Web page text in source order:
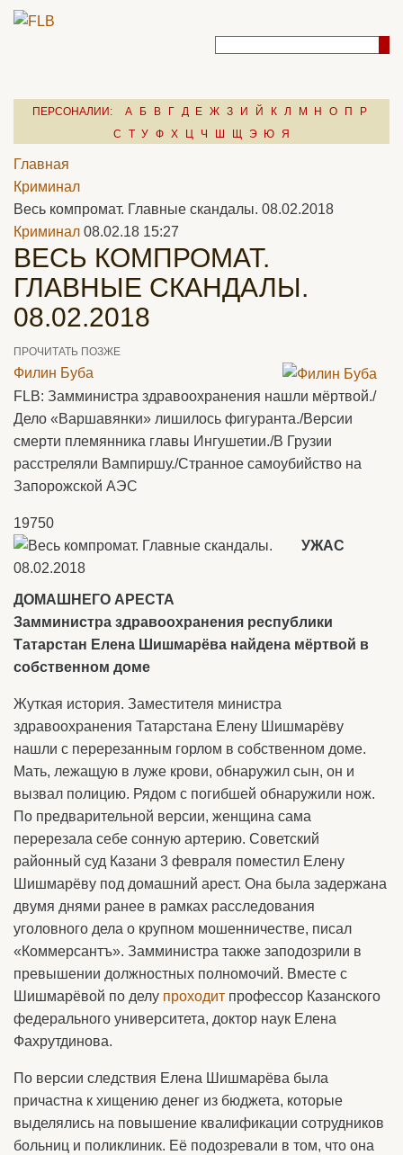
ПЕРСОНАЛИИ: А Б В Г Д Е Ж З И Й К Л М Н О П
Р
С
Т У Ф Х Ц Ч Ш Щ Э Ю Я
Главная
Криминал
Весь компромат. Главные скандалы. 08.02.2018
Криминал 08.02.18 15:27
ВЕСЬ КОМПРОМАТ.
ГЛАВНЫЕ СКАНДАЛЫ.
08.02.2018
ПРОЧИТАТЬ ПОЗЖЕ
Филин Буба
FLB: Замминистра здравоохранения нашли мёртвой./
Дело «Варшавянки» лишилось фигуранта./Версии
смерти племянника главы Ингушетии./В Грузии
расстреляли Вампиршу./Странное самоубийство на
Запорожской АЭС
19750
УЖАС
ДОМАШНЕГО АРЕСТА
Замминистра здравоохранения республики
Татарстан Елена Шишмарёва найдена мёртвой в
собственном доме
Жуткая история. Заместителя министра
здравоохранения Татарстана Елену Шишмарёву
нашли с перерезанным горлом в собственном доме.
Мать, лежащую в луже крови, обнаружил сын, он и
вызвал полицию. Рядом с погибшей обнаружили нож.
По предварительной версии, женщина сама
перерезала себе сонную артерию. Советский
районный суд Казани 3 февраля поместил Елену
Шишмарёву под домашний арест. Она была задержана
двумя днями ранее в рамках расследования
уголовного дела о крупном мошенничестве, писал
«Коммерсантъ». Замминистра также заподозрили в
превышении должностных полномочий. Вместе с
Шишмарёвой по делу проходит профессор Казанского
федерального университета, доктор наук Елена
Фахрутдинова.
По версии следствия Елена Шишмарёва была
причастна к хищению денег из бюджета, которые
выделялись на повышение квалификации сотрудников
больниц и поликлиник. Её подозревали в том, что она